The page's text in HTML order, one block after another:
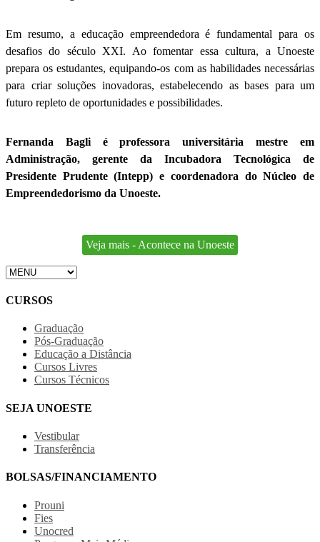
Em resumo, a educação empreendedora é fundamental para os
desafios do século XXI. Ao fomentar essa cultura, a Unoeste
prepara os estudantes, equipando-os com as habilidades necessárias
para criar soluções inovadoras, estabelecendo as bases para um
futuro repleto de oportunidades e possibilidades.
Fernanda Bagli é professora universitária mestre em
Administração, gerente da Incubadora Tecnológica de
Presidente Prudente (Intepp) e coordenadora do Núcleo de
Empreendedorismo da Unoeste.
Veja mais - Acontece na Unoeste
CURSOS
Graduação
Pós-Graduação
Educação a Distância
Cursos Livres
Cursos Técnicos
SEJA UNOESTE
Vestibular
Transferência
BOLSAS/FINANCIAMENTO
Prouni
Fies
Unocred